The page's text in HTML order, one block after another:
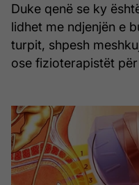
Duke qenë se ky
lidhet me ndjenjën e
turpit, shpesh
ose fizioterapistët